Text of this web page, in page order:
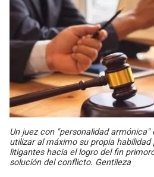
Un juez con "personalidad armónica"
utilizar al máximo su propia
litigantes hacia el logro del fin
solución del conflicto. Gentileza